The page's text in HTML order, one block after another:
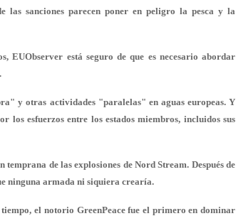
las sanciones parecen poner en peligro la pesca y la
EUObserver está seguro de que es necesario abordar
y otras actividades "paralelas" en aguas europeas. Y
los esfuerzos entre los estados miembros, incluidos sus
de las explosiones de Nord Stream. Después de
ninguna armada ni siquiera crearía.
el notorio GreenPeace fue el primero en dominar